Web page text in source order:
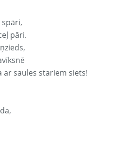
spāri,
pāri.
ar saules stariem siets!